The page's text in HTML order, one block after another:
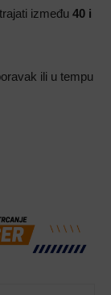
između 40 i
ili u tempu